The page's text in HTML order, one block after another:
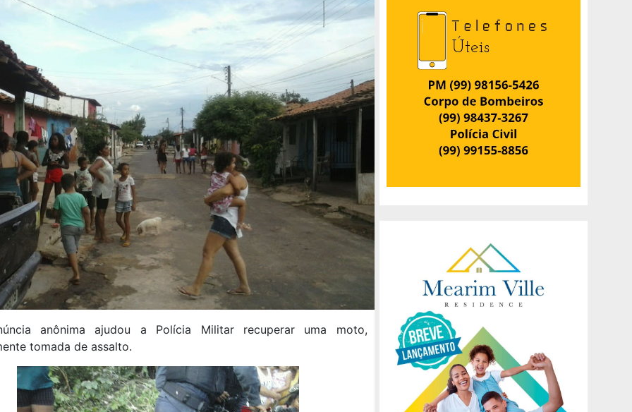
anônima ajudou a Polícia Militar recuperar uma moto,
tomada de assalto.